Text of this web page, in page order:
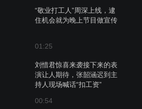
“敬业打工人”周深上线，逮
住机会就为晚上节目做宣传
01:25
刘惜君惊喜来袭接下来的表
演让人期待，张韶涵迟到主
持人现场喊话“扣工资”
00:54